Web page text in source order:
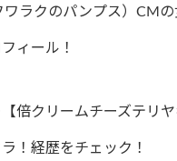
ラクのパンプス）CM
ィール！
倍クリームチーズテリ
！経歴をチェック！